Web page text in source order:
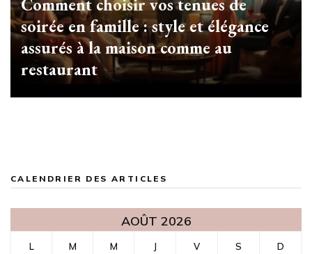
Comment choisir vos tenues de
soirée en famille : style et élégance
assurés à la maison comme au
restaurant
CALENDRIER DES ARTICLES
AOÛT 2026
L M M J V S D